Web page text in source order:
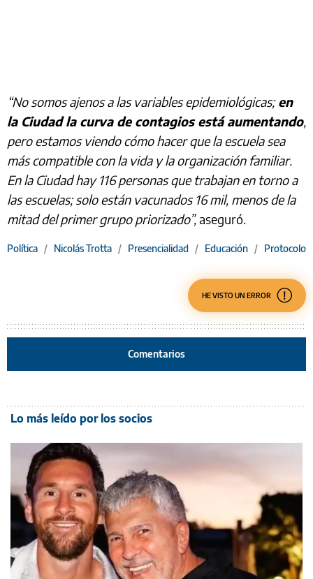
“No somos ajenos a las variables epidemiológicas;en
la Ciudad la curva de contagios está aumentando,
pero estamos viendo cómo hacer que la escuela sea
más compatible con la vida y la organización familiar.
En la Ciudad hay 116 personas que trabajan en torno a
las escuelas; solo están vacunados 16 mil, menos de la
mitad del primer grupo priorizado”,aseguró.
Política / Nicolás Trotta / Presencialidad / Educación / Protocolo
HE VISTO UN ERROR
Comentarios
Lo más leído por los socios